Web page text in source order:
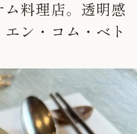
料理店。透明感
ン・コム・ベト